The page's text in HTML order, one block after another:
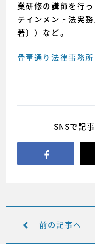
業研修の講師を行
テインメント法実
著〕）など。
骨董通り法律事務所
SNSで記
前の記事へ